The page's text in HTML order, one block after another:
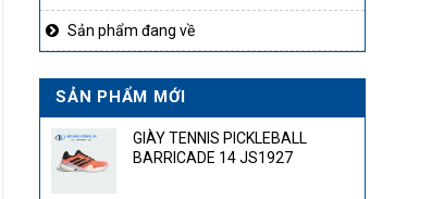
Sản phẩm đang về
SẢN PHẨM MỚI
GIÀY TENNIS PICKLEBALL
BARRICADE 14 JS1927